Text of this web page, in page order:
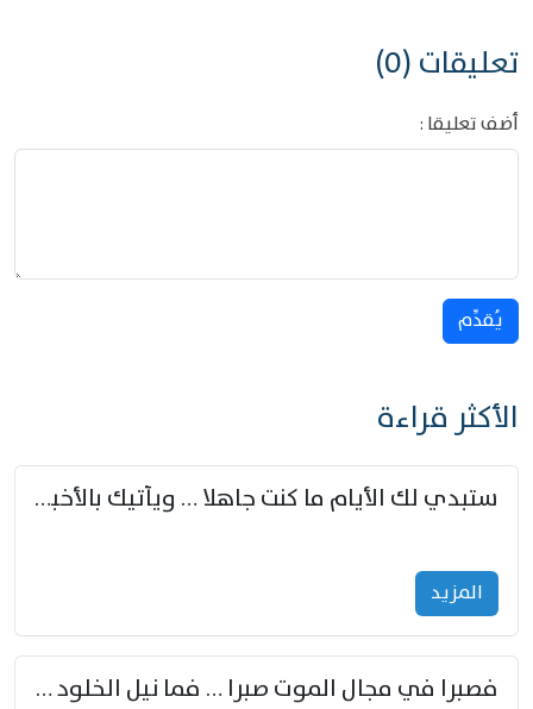
تعليقات (0)
أضف تعليقا :
يُقدِّم
الأكثر قراءة
ستبدي لك الأيام ما كنت جاهلا … ويأتيك بالأخبار من لم تزوّد
المزید
فصبرا في مجال الموت صبرا … فما نيل الخلود بمستطاع